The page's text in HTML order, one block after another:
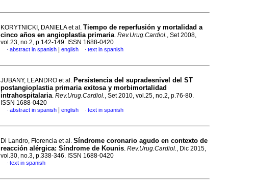
KORYTNICKI, DANIELA et al. Tiempo de reperfusión y mortalidad a
cinco años en angioplastia primaria. Rev.Urug.Cardiol., Set 2008,
vol.23, no.2, p.142-149. ISSN 1688-0420
· abstract in spanish english · text in spanish
JUBANY, LEANDRO et al. Persistencia del supradesnivel del ST
postangioplastia primaria exitosa y morbimortalidad
intrahospitalaria. Rev.Urug.Cardiol., Set 2010, vol.25, no.2, p.76-80.
ISSN 1688-0420
· abstract in spanish english · text in spanish
Di Landro, Florencia et al. Síndrome coronario agudo en contexto de
reacción alérgica: Síndrome de Kounis. Rev.Urug.Cardiol., Dic 2015,
vol.30, no.3, p.338-346. ISSN 1688-0420
· text in spanish